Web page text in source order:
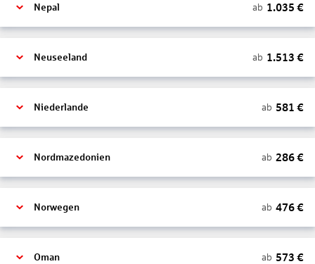
Nepal ab 1.035 €
Neuseeland ab 1.513 €
Niederlande ab 581 €
Nordmazedonien ab 286€
Norwegen ab 476€
Oman ab 573 €